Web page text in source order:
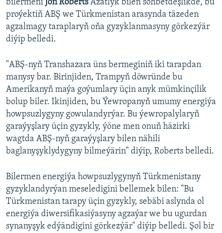
bilermeni Jon RobertsAzatlyk bilen söhbetdeşlikde, bu
proýektiň ABŞ we Türkmenistan arasynda täzeden
agzalmagy taraplaryň oňa gyzyklanmasyny görkezýär
diýip belledi.
"ABŞ-nyň Transhazara üns bermeginiň iki tarapdan
manysy bar. Birinjiden, Trampyň döwründe bu
Amerikanyň maýa goýumlary üçin anyk mümkinçilik
bolup biler. Ikinjiden, bu Ýewropanyň umumy energiýa
howpsuzlygyny gowulandyrýar. Bu ýewropalylaryň
garaýyşlary üçin gyzykly, ýöne men onuň häzirki
wagtda ABŞ-nyň garaýyşlary bilen nähili
baglanyşyklydygyny bilmeýärin" diýip, Roberts belledi.
Bilermen energiýa howpsuzlygynyň Türkmenistany
gyzyklandyrýan meseledigini bellemek bilen: "Bu
Türkmenistan tarapy üçin gyzykly, sebäbi aslynda ol
energiýa diwersifikasiýasyny agzaýar we bu ugurdan
synanyşyk edýändigini görkezýär" diýip belledi. Şol bir